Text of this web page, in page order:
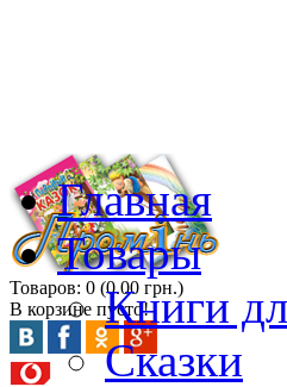
Товаров: 0 (0.00 грн.)
В корзине пусто!
Главная
Товары
Книги
Сказки